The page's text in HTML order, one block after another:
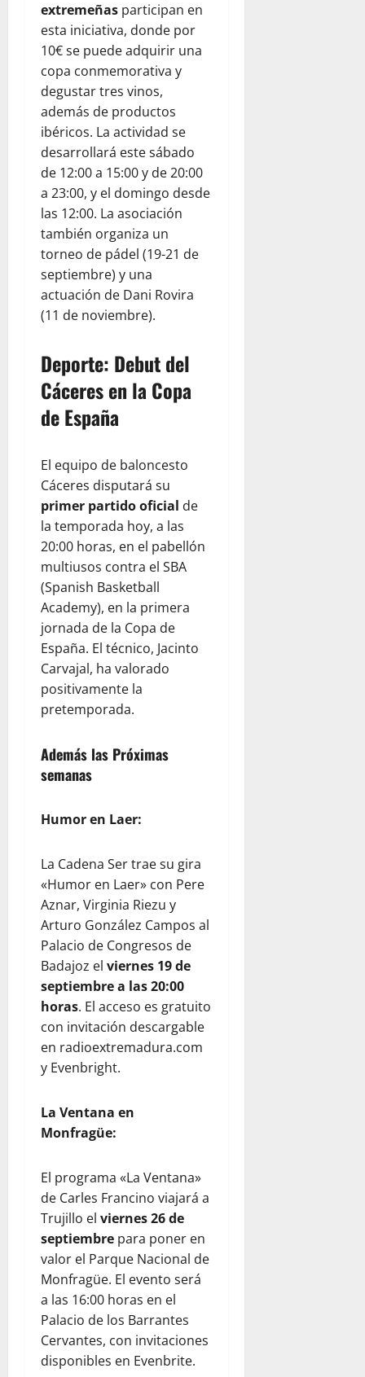
extremeñas participan en
esta iniciativa, donde por
10€ se puede adquirir una
copa conmemorativa y
degustar tres vinos,
además de productos
ibéricos. La actividad se
desarrollará este sábado
de 12:00 a 15:00 y de 20:00
a 23:00, y el domingo desde
las 12:00. La asociación
también organiza un
torneo de pádel (19-21 de
septiembre) y una
actuación de Dani Rovira
(11 de noviembre).
Deporte: Debut del
Cáceres en la Copa
de España
El equipo de baloncesto
Cáceres disputará su
primer partido oficial de
la temporada hoy, a las
20:00 horas, en el pabellón
multiusos contra el SBA
(Spanish Basketball
Academy), en la primera
jornada de la Copa de
España. El técnico, Jacinto
Carvajal, ha valorado
positivamente la
pretemporada.
Además las Próximas
semanas
Humor en Laer:
La Cadena Ser trae su gira
«Humor en Laer» con Pere
Aznar, Virginia Riezu y
Arturo González Campos al
Palacio de Congresos de
Badajoz el viernes 19 de
septiembre a las 20:00
horas. El acceso es gratuito
con invitación descargable
en radioextremadura.com
y Evenbright.
La Ventana en
Monfragüe:
El programa «La Ventana»
de Carles Francino viajará a
Trujillo el viernes 26 de
septiembre para poner en
valor el Parque Nacional de
Monfragüe. El evento será
a las 16:00 horas en el
Palacio de los Barrantes
Cervantes, con invitaciones
disponibles en Evenbrite.